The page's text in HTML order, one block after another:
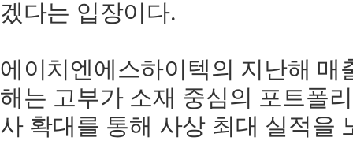
겠다는 입장이다.
에이치엔에스하이텍의 지난해 매
해는 고부가 소재 중심의 포트폴
사 확대를 통해 사상 최대 실적을